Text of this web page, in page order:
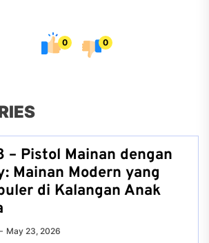
0 0
– Pistol Mainan dengan
Mainan Modern yang
di Kalangan Anak
May 23, 2026